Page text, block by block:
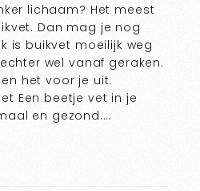
lichaam? Het meest
Dan mag je nog
is buikvet moeilijk weg
wel vanaf geraken.
het voor je uit.
Een beetje vet in je
en gezond.…